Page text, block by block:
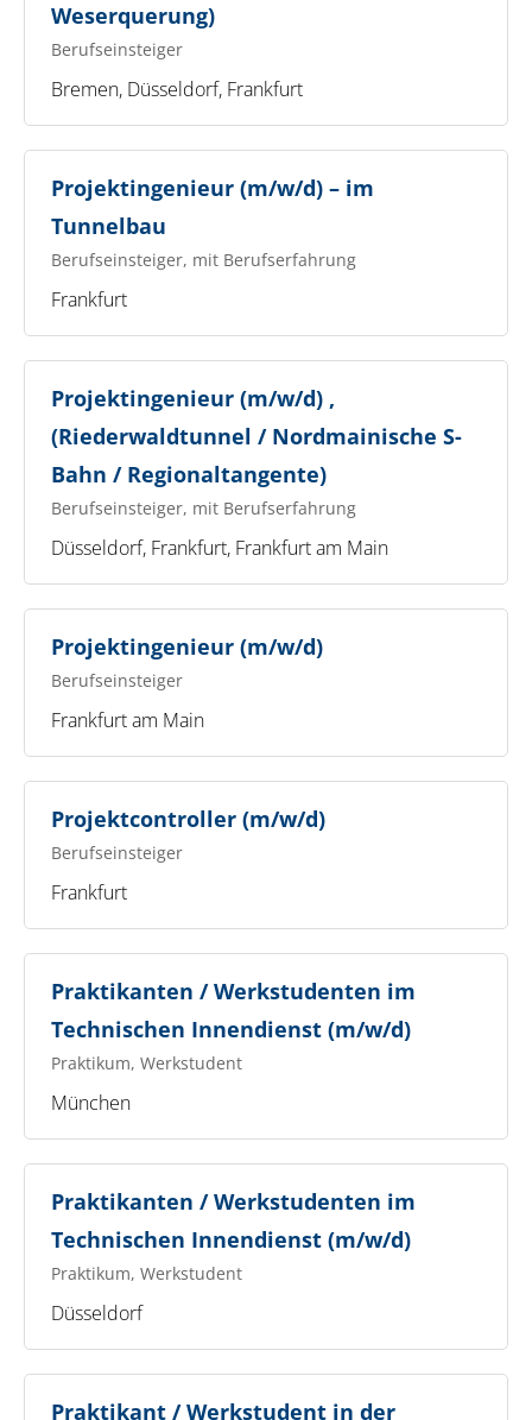
Weserquerung)
Berufseinsteiger
Bremen, Düsseldorf, Frankfurt
Projektingenieur (m/w/d) – im
Tunnelbau
Berufseinsteiger, mit Berufserfahrung
Frankfurt
Projektingenieur (m/w/d) ,
(Riederwaldtunnel / Nordmainische S-
Bahn / Regionaltangente)
Berufseinsteiger, mit Berufserfahrung
Düsseldorf, Frankfurt, Frankfurt am Main
Projektingenieur (m/w/d)
Berufseinsteiger
Frankfurt am Main
Projektcontroller (m/w/d)
Berufseinsteiger
Frankfurt
Praktikanten / Werkstudenten im
Technischen Innendienst (m/w/d)
Praktikum, Werkstudent
München
Praktikanten / Werkstudenten im
Technischen Innendienst (m/w/d)
Praktikum, Werkstudent
Düsseldorf
Praktikant / Werkstudent in der